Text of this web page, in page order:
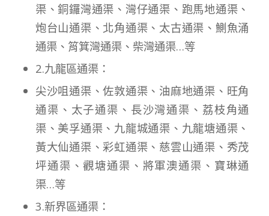
渠、銅鑼灣通渠、灣仔通渠、跑馬地通渠、
炮台山通渠、北角通渠、太古通渠、鰂魚涌
通渠、筲箕灣通渠、柴灣通渠…等
2.九龍區通渠：
尖沙咀通渠、佐敦通渠、油麻地通渠、旺角
通渠、太子通渠、長沙灣通渠、荔枝角通
渠、美孚通渠、九龍城通渠、九龍塘通渠、
黃大仙通渠、彩虹通渠、慈雲山通渠、秀茂
坪通渠、觀塘通渠、將軍澳通渠、寶琳通
渠…等
3.新界區通渠：